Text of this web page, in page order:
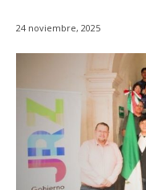
24 noviembre, 2025